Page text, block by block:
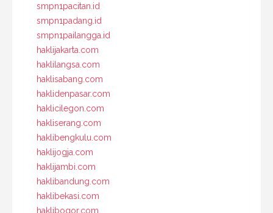
smpn1pacitan.id
smpn1padang.id
smpn1pailangga.id
haklijakarta.com
haklilangsa.com
haklisabang.com
haklidenpasar.com
haklicilegon.com
hakliserang.com
haklibengkulu.com
haklijogja.com
haklijambi.com
haklibandung.com
haklibekasi.com
haklibogor.com